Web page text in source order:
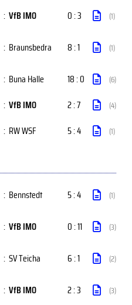
: VfB IMO 0 : 3 (1)
: Braunsbedra 8 : 1 (1)
: Buna Halle 18 : 0 (6)
: VfB IMO 2 : 7 (4)
: RW WSF 5 : 4 (1)
: Bennstedt 5 : 4 (1)
: VfB IMO 0 : 11 (3)
: SV Teicha 6 : 1 (2)
: VfB IMO 2 : 3 (3)